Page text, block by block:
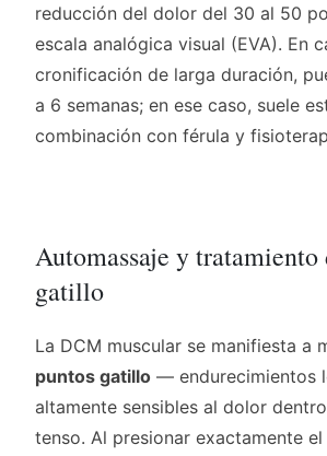
reducción del dolor del 30 al 50
escala analógica visual (EVA). En
cronificación de larga duración,
a 6 semanas; en ese caso, suele
combinación con férula y
Automassaje y tratamiento
gatillo
La DCM muscular se manifiesta a
puntos gatillo — endurecimientos
altamente sensibles al dolor
tenso. Al presionar exactamente